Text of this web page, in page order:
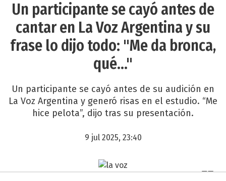
Un participante se cayó antes de
cantar en La Voz Argentina y su
frase lo dijo todo: "Me da bronca,
qué..."
Un participante se cayó antes de su audición en
La Voz Argentina y generó risas en el estudio. “Me
hice pelota”, dijo tras su presentación.
9 jul 2025, 23:40